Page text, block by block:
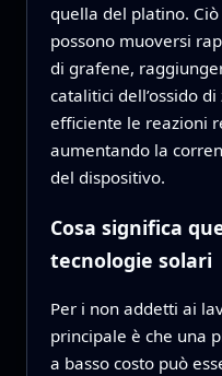
quella del platino.
possono muoversi
di grafene,
catalitici dell’ossido
efficiente le reazioni
aumentando la
del dispositivo.
Cosa significa
tecnologie solari
Per i non addetti ai
principale è che una
a basso costo può